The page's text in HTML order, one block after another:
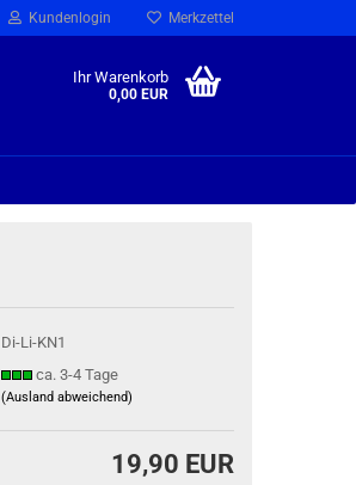
Kundenlogin Merkzettel
Ihr Warenkorb
0,00 EUR
Di-Li-KN1
ca. 3-4 Tage
(Ausland abweichend)
19,90 EUR